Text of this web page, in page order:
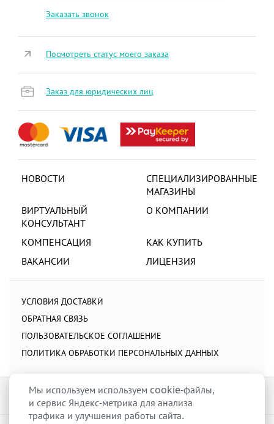
Заказать звонок
НОВОСТИ
СПЕЦИАЛИЗИРОВАННЫЕ
МАГАЗИНЫ
ВИРТУАЛЬНЫЙ
КОНСУЛЬТАНТ
О КОМПАНИИ
КОМПЕНСАЦИЯ
КАК КУПИТЬ
ВАКАНСИИ
ЛИЦЕНЗИЯ
УСЛОВИЯ ДОСТАВКИ
ОБРАТНАЯ СВЯЗЬ
ПОЛЬЗОВАТЕЛЬСКОЕ СОГЛАШЕНИЕ
ПОЛИТИКА ОБРАБОТКИ ПЕРСОНАЛЬНЫХ ДАННЫХ
Посмотреть статус моего заказа
Заказ для юридических лиц
Мы используем используем cookie-файлы,
и сервис Яндекс-метрика для анализа
трафика и улучшения работы сайта.